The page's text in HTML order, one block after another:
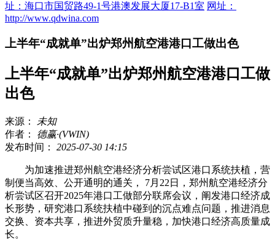
址：海口市国贸路49-1号港澳发展大厦17-B1室 网址：
http://www.qdwina.com
上半年“成就单”出炉郑州航空港港口工做出色
上半年“成就单”出炉郑州航空港港口工做
出色
来源：
未知
作者： 德赢·(VWIN)
发布时间： 2025-07-30 14:15
为加速推进郑州航空港经济分析尝试区港口系统扶植，营
制便当高效、公开通明的通关， 7月22日，郑州航空港经济分
析尝试区召开2025年港口工做部分联席会议，阐发港口经济成
长形势，研究港口系统扶植中碰到的沉点难点问题，推进消息
交换、资本共享，推进外贸质升量稳，加快港口经济高质量成
长。